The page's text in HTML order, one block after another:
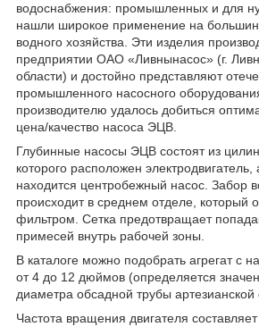
водоснабжения: промышленных и для
нашли широкое применение на
водного хозяйства. Эти изделия
предприятии ОАО «Ливнынасос» (г.
области) и достойно представляют
промышленного насосного
производителю удалось добиться
цена/качество насоса ЭЦВ.
Глубинные насосы ЭЦВ состоят из
которого расположен
находится центробежный насос. Забор
происходит в среднем отделе, который
фильтром. Сетка предотвращает
примесей внутрь рабочей зоны.
В каталоге можно подобрать агрегат с
от 4 до 12 дюймов (определяется
диаметра обсадной трубы артезианской
Частота вращения двигателя